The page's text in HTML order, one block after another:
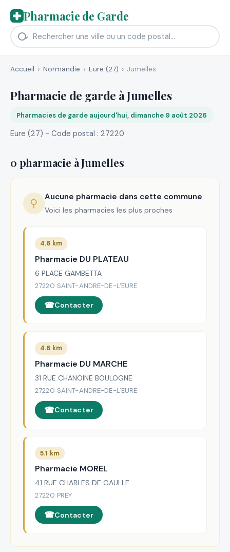
Pharmacie de Garde
Accueil Normandie Eure (27) Jumelles
Pharmacie de garde à Jumelles
Pharmacies de garde aujourd'hui, dimanche 9 août 2026
Eure (27) - Code postal : 27220
0 pharmacie à Jumelles
⚲ Aucune pharmacie dans cette commune
Voici les pharmacies les plus proches
4.6 km
Pharmacie DU PLATEAU
6 PLACE GAMBETTA
27220 SAINT-ANDRE-DE-L'EURE
Contacter
4.6 km
Pharmacie DU MARCHE
31 RUE CHANOINE BOULOGNE
27220 SAINT-ANDRE-DE-L'EURE
Contacter
5.1 km
Pharmacie MOREL
41 RUE CHARLES DE GAULLE
27220 PREY
Contacter